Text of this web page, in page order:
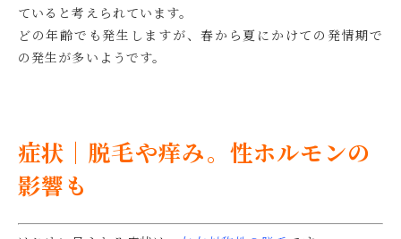
ていると考えられています。
どの年齢でも発生しますが、春から夏にかけての発情期で
の発生が多いようです。
症状｜脱毛や痒み。性ホルモンの
影響も